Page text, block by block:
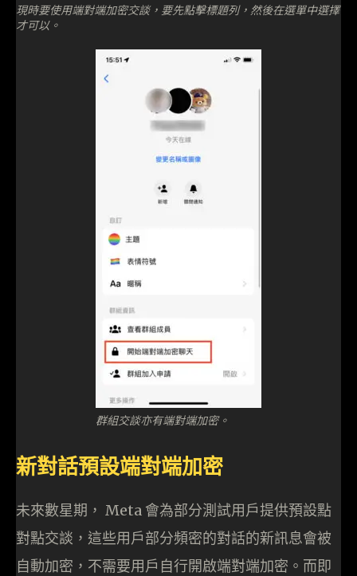
現時要使用端對端加密交談，要先點擊標題列，然後在選單中選擇
才可以。
群組交談亦有端對端加密。
新對話預設端對端加密
未來數星期， Meta 會為部分測試用戶提供預設點
對點交談，這些用戶部分頻密的對話的新訊息會被
自動加密，不需要用戶自行開啟端對端加密。而即